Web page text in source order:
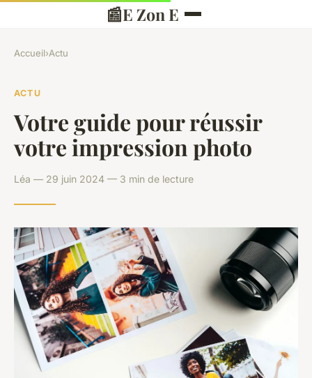
📰E Zon E
Accueil›Actu
ACTU
Votre guide pour réussir
votre impression photo
Léa — 29 juin 2024 — 3 min de lecture